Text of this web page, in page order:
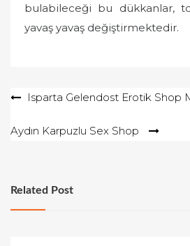
bulabileceği bu dükkanlar,
yavaş yavaş değiştirmektedir.
YazıIsparta Gelendost Erotik Shop
Aydın Karpuzlu Sex Shop
Related Post